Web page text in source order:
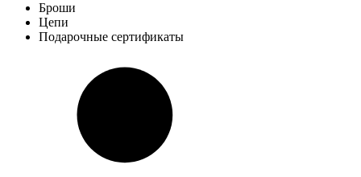
Броши
Цепи
Подарочные сертификаты